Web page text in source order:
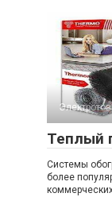
Теплый
Системы
более